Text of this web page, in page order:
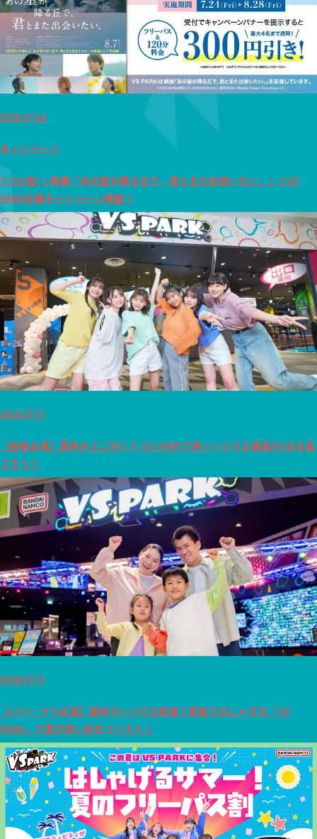
2026.07.24
キャンペーン
7/24(金)～映画『あの星が降る丘で、君とまた出会いたい。』×VS
PARK応援キャンペーン開催！
2026.07.17
【若者必見】夏休みどこ行く？ VS PARKで笑いハジける最高の1日を過
ごそう！
2026.07.17
【パパ・ママ必見】屋内でいつでも快適！家族ではしゃげる「VS
PARK」で夏の思い出をつくろう！